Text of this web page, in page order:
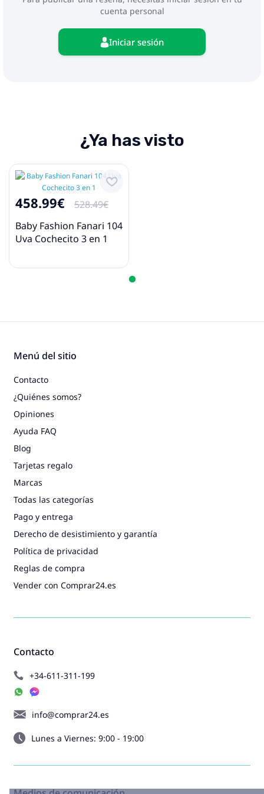
cuenta personal
Iniciar sesión
¿Ya has visto
458.99€
528.49€
Baby Fashion Fanari 104
Uva Cochecito 3 en 1
Contacto
+34-611-311-199
info@comprar24.es
Lunes a Viernes: 9:00 - 19:00
Menú del sitio
Contacto
¿Quiénes somos?
Opiniones
Ayuda FAQ
Blog
Tarjetas regalo
Marcas
Todas las categorías
Pago y entrega
Derecho de desistimiento y garantía
Política de privacidad
Reglas de compra
Vender con Comprar24.es